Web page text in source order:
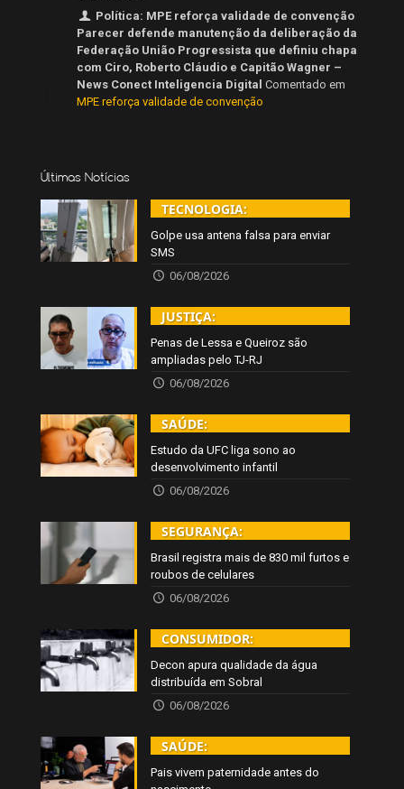
Política: MPE reforça validade de convenção
Parecer defende manutenção da deliberação da
Federação União Progressista que definiu chapa
com Ciro, Roberto Cláudio e Capitão Wagner –
News Conect Inteligencia Digital Comentado em
MPE reforça validade de convenção
Últimas Notícias
TECNOLOGIA:
Golpe usa antena falsa para enviar
SMS
06/08/2026
JUSTIÇA:
Penas de Lessa e Queiroz são
ampliadas pelo TJ-RJ
06/08/2026
SAÚDE:
Estudo da UFC liga sono ao
desenvolvimento infantil
06/08/2026
SEGURANÇA:
Brasil registra mais de 830 mil furtos e
roubos de celulares
06/08/2026
CONSUMIDOR:
Decon apura qualidade da água
distribuída em Sobral
06/08/2026
SAÚDE:
Pais vivem paternidade antes do